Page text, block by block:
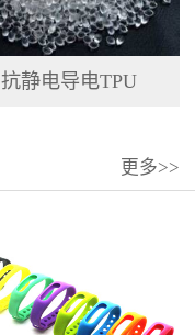
抗静电导电TPU
更多>>